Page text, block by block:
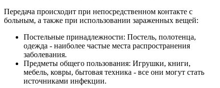
Передача происходит при непосредственном контакте с
больным, а также при использовании зараженных вещей:
Постельные принадлежности: Постель, полотенца,
одежда - наиболее частые места распространения
заболевания.
Предметы общего пользования: Игрушки, книги,
мебель, ковры, бытовая техника - все они могут стать
источниками инфекции.